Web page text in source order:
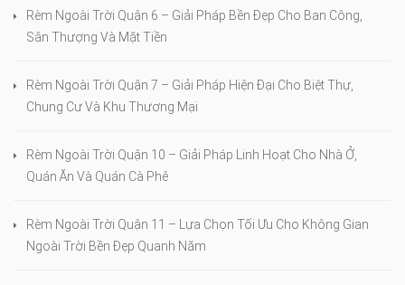
Rèm Ngoài Trời Quận 6 – Giải Pháp Bền Đẹp Cho Ban Công,
Sân Thượng Và Mặt Tiền
Rèm Ngoài Trời Quận 7 – Giải Pháp Hiện Đại Cho Biệt Thự,
Chung Cư Và Khu Thương Mại
Rèm Ngoài Trời Quận 10 – Giải Pháp Linh Hoạt Cho Nhà Ở,
Quán Ăn Và Quán Cà Phê
Rèm Ngoài Trời Quận 11 – Lựa Chọn Tối Ưu Cho Không Gian
Ngoài Trời Bền Đẹp Quanh Năm